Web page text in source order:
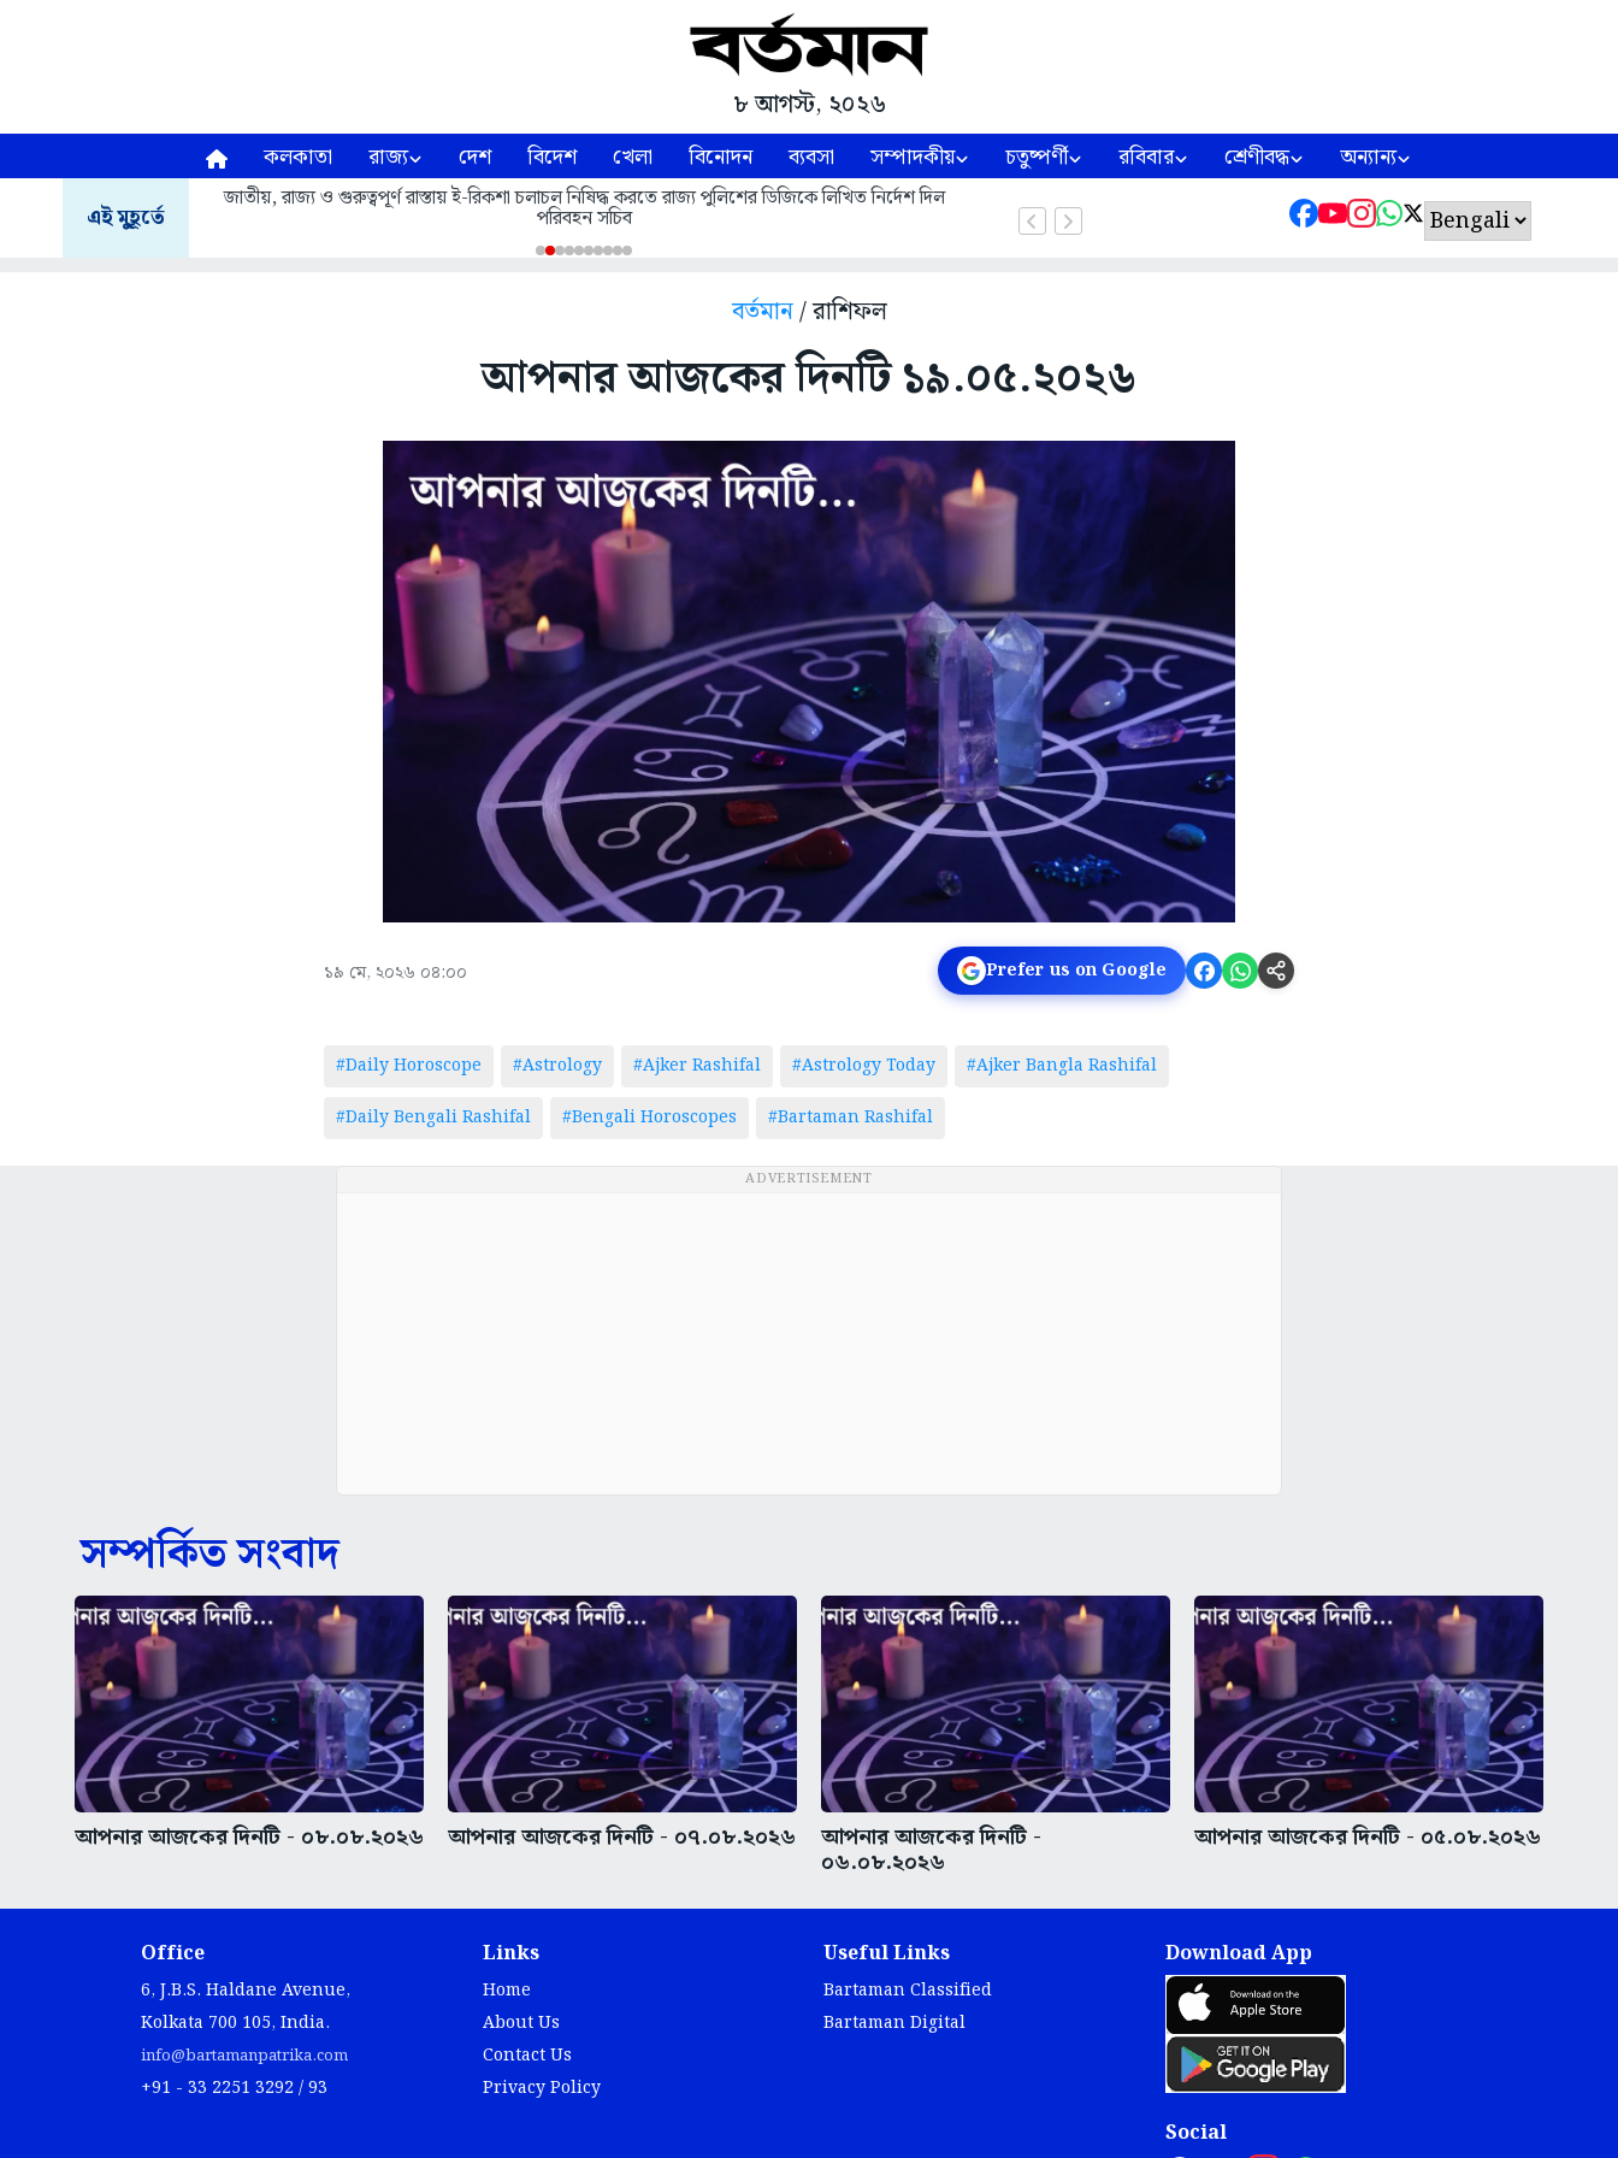
৮ আগস্ট, ২০২৬
কলকাতা রাজ্য দেশ বিদেশ খেলা বিনোদন ব্যবসা সম্পাদকীয় চতুষ্পর্ণী রবিবার শ্রেণীবদ্ধ অন্যান্য
এই মুহূর্তে
জাতীয়, রাজ্য ও গুরুত্বপূর্ণ রাস্তায় ই-রিকশা চলাচল নিষিদ্ধ করতে রাজ্য পুলিশের ডিজিকে লিখিত নির্দেশ দিল
পরিবহন সচিব
বর্তমান/ রাশিফল
আপনার আজকের দিনটি ১৯.০৫.২০২৬
১৯ মে, ২০২৬ ০৪:০০ Prefer us on Google
#Daily Horoscope #Astrology #Ajker Rashifal #Astrology Today
#Ajker Bangla Rashifal
#Daily Bengali Rashifal
#Bengali Horoscopes #Bartaman Rashifal
ADVERTISEMENT
সম্পর্কিত সংবাদ
আপনার আজকের দিনটি - ০৮.০৮.২০২৬ আপনার আজকের দিনটি - ০৭.০৮.২০২৬ আপনার আজকের দিনটি -
০৬.০৮.২০২৬
আপনার আজকের দিনটি - ০৫.০৮.২০২৬
Office
6, J.B.S. Haldane Avenue,
Kolkata 700 105, India.
info@bartamanpatrika.com
+91 - 33 2251 3292 / 93
Links
Home
About Us
Contact Us
Privacy Policy
Useful Links
Bartaman Classified
Bartaman Digital
Download App
Social